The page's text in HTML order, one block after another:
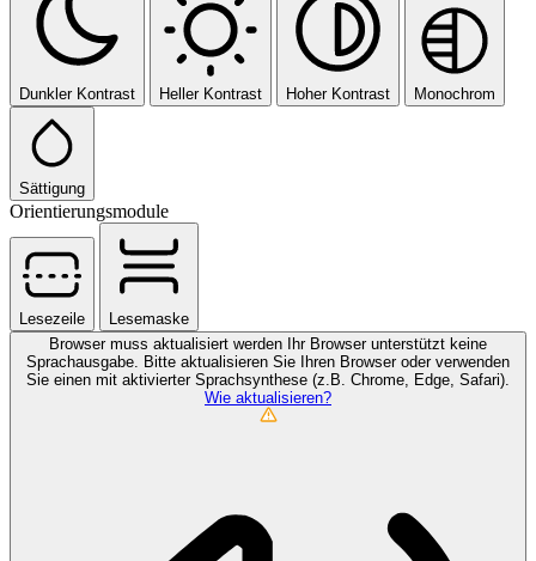
Dunkler Kontrast Heller Kontrast Hoher Kontrast Monochrom
Sättigung
Orientierungsmodule
Lesezeile
Lesemaske
Browser muss aktualisiert werden
Ihr Browser unterstützt keine
Sprachausgabe. Bitte aktualisieren Sie Ihren Browser oder verwenden
Sie einen mit aktivierter Sprachsynthese (z.B. Chrome, Edge, Safari).
Wie aktualisieren?